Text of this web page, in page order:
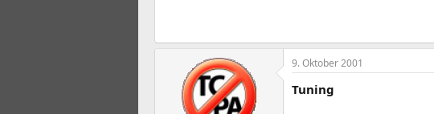
9. Oktober 2001
Tuning